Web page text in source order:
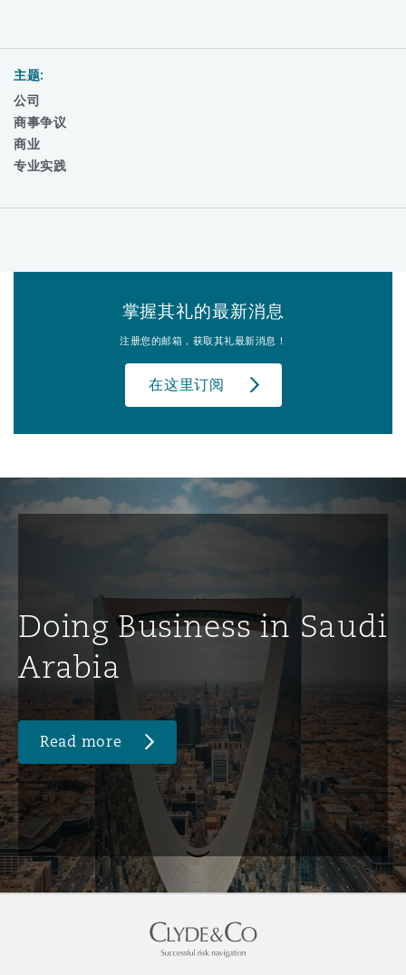
主题:
公司
商事争议
商业
专业实践
掌握其礼的最新消息
注册您的邮箱，获取其礼最新消息！
在这里订阅
Doing Business in Saudi
Arabia
Read more